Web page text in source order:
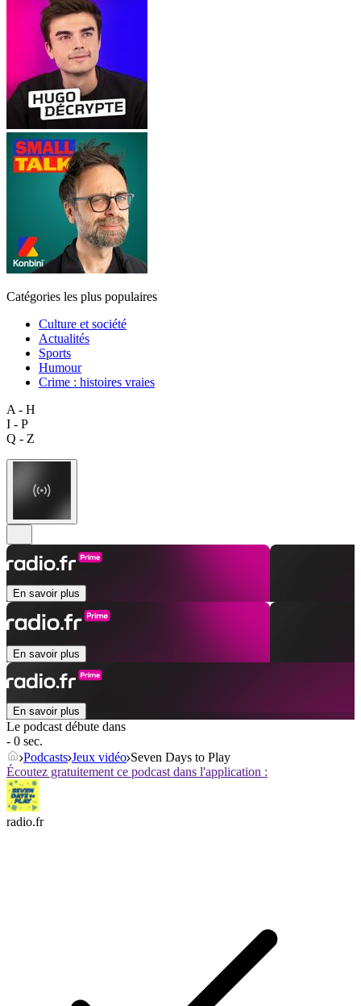
Catégories les plus populaires
Culture et société
Actualités
Sports
Humour
Crime : histoires vraies
A - H
I - P
Q - Z
En savoir plus
En savoir plus
En savoir plus
Le podcast débute dans
- 0 sec.
Podcasts Jeux vidéo Seven Days to Play
Écoutez gratuitement ce podcast dans l'application :
radio.fr